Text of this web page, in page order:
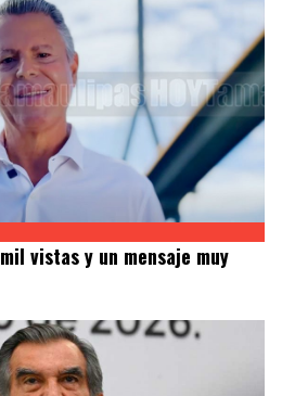
vistas y un mensaje muy